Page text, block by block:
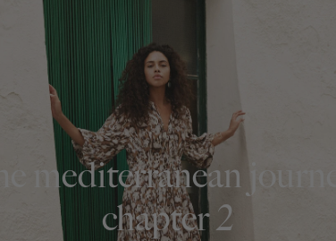
the mediterranean journey
chapter 2